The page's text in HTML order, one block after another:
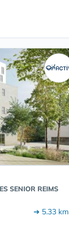
SENIOR REIMS
➔ 5.33 km